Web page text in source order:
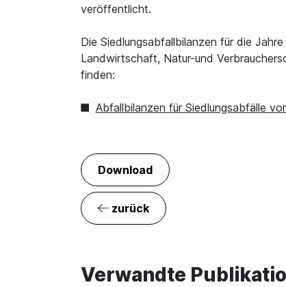
veröffentlicht.
Die Siedlungsabfallbilanzen für die Jahre
Landwirtschaft, Natur-und
finden:
Abfallbilanzen für Siedlungsabfälle
Download
zurück
Verwandte